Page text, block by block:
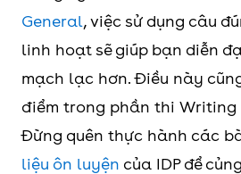
General, việc sử dụng câu
linh hoạt sẽ giúp bạn diễn
mạch lạc hơn. Điều này
điểm trong phần thi Writing
Đừng quên thực hành các
liệu ôn luyện của IDP để